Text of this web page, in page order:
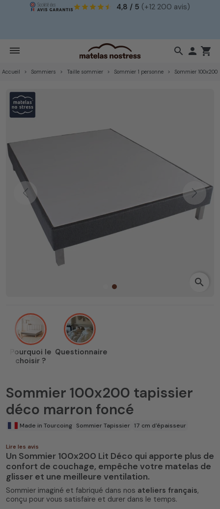
4,8 / 5 (+12 200 avis)
search  shopping_cart
Accueil Sommiers Taille sommier Sommier 1 personne Sommier 100x200
Previous Next
search
Pourquoi le
choisir ?
Questionnaire
Sommier 100x200 tapissier
déco marron foncé
Made in Tourcoing Sommier Tapissier 17 cm d'épaisseur
Lire les avis
Un Sommier 100x200 Lit Déco qui apporte plus de
confort de couchage, empêche votre matelas de
glisser et une meilleure ventilation.
Sommier imaginé et fabriqué dans nos ateliers français,
conçu pour vous satisfaire et durer dans le temps.